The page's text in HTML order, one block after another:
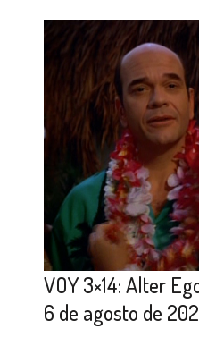
VOY 3×14: Alter
6 de agosto de